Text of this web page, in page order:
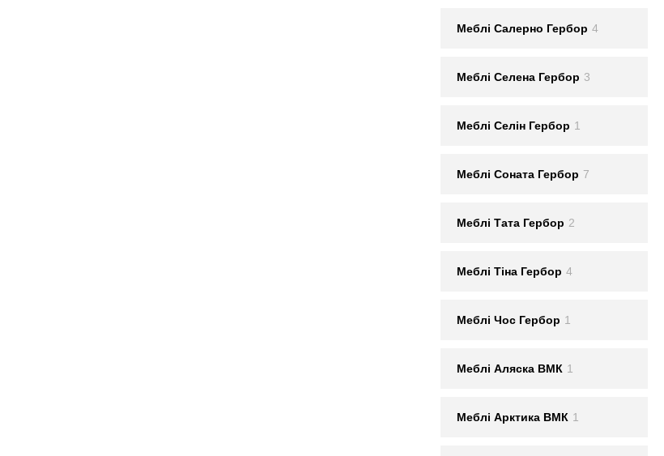
Меблi Салерно Гербор 4
Меблi Селена Гербор 3
Меблi Селін Гербор 1
Меблi Соната Гербор 7
Меблi Тата Гербор 2
Меблi Тіна Гербор 4
Меблi Чос Гербор 1
Меблi Аляска ВМК 1
Меблi Арктика ВМК 1